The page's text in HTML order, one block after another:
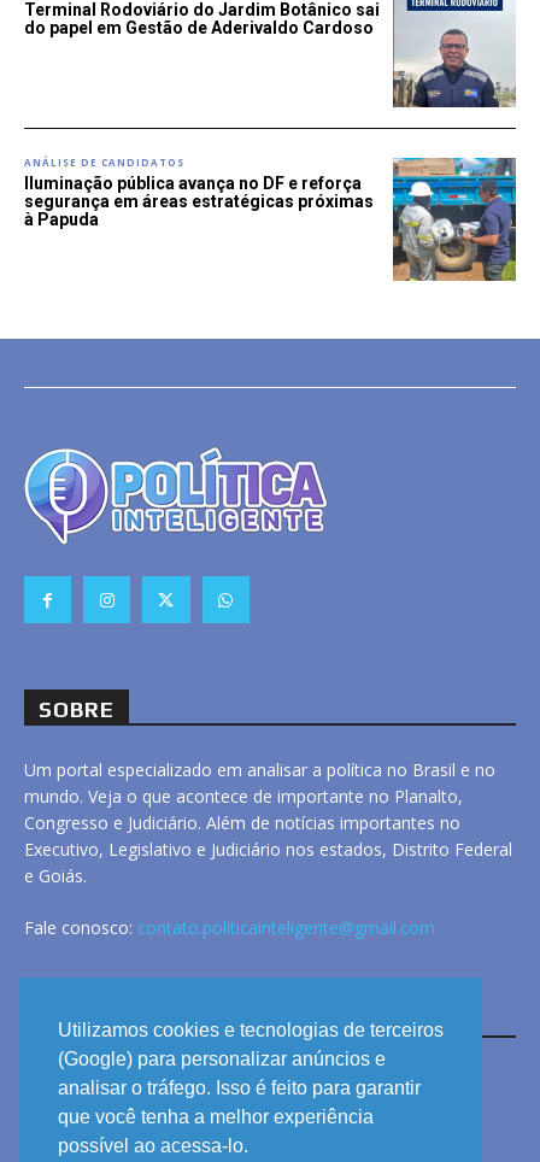
Utilizamos cookies e tecnologias de terceiros
(Google) para personalizar anúncios e
analisar o tráfego. Isso é feito para garantir
que você tenha a melhor experiência
possível ao acessa-lo.
Terminal Rodoviário do Jardim Botânico sai
do papel em Gestão de Aderivaldo Cardoso
ANÁLISE DE CANDIDATOS
Iluminação pública avança no DF e reforça
segurança em áreas estratégicas próximas
à Papuda
SOBRE
Um portal especializado em analisar a política no Brasil e no
mundo. Veja o que acontece de importante no Planalto,
Congresso e Judiciário. Além de notícias importantes no
Executivo, Legislativo e Judiciário nos estados, Distrito Federal
e Goiás.
Fale conosco: contato.politicainteligente@gmail.com
LINKS
ANUNCIE
PRIVACIDADE